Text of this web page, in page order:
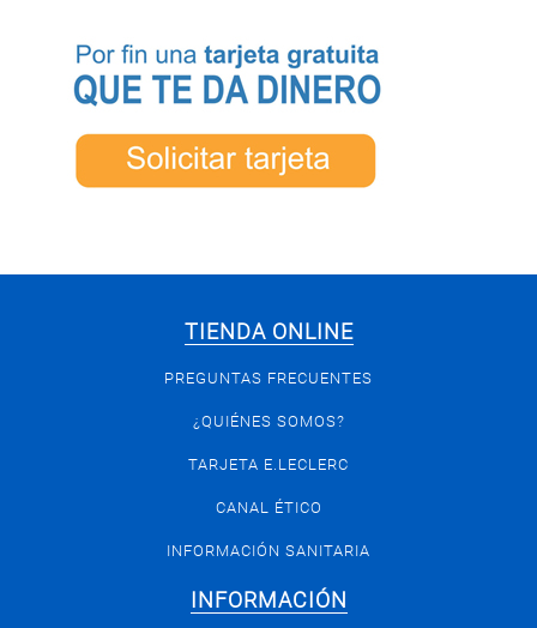
TIENDA ONLINE
PREGUNTAS FRECUENTES
¿QUIÉNES SOMOS?
TARJETA E.LECLERC
CANAL ÉTICO
INFORMACIÓN SANITARIA
INFORMACIÓN